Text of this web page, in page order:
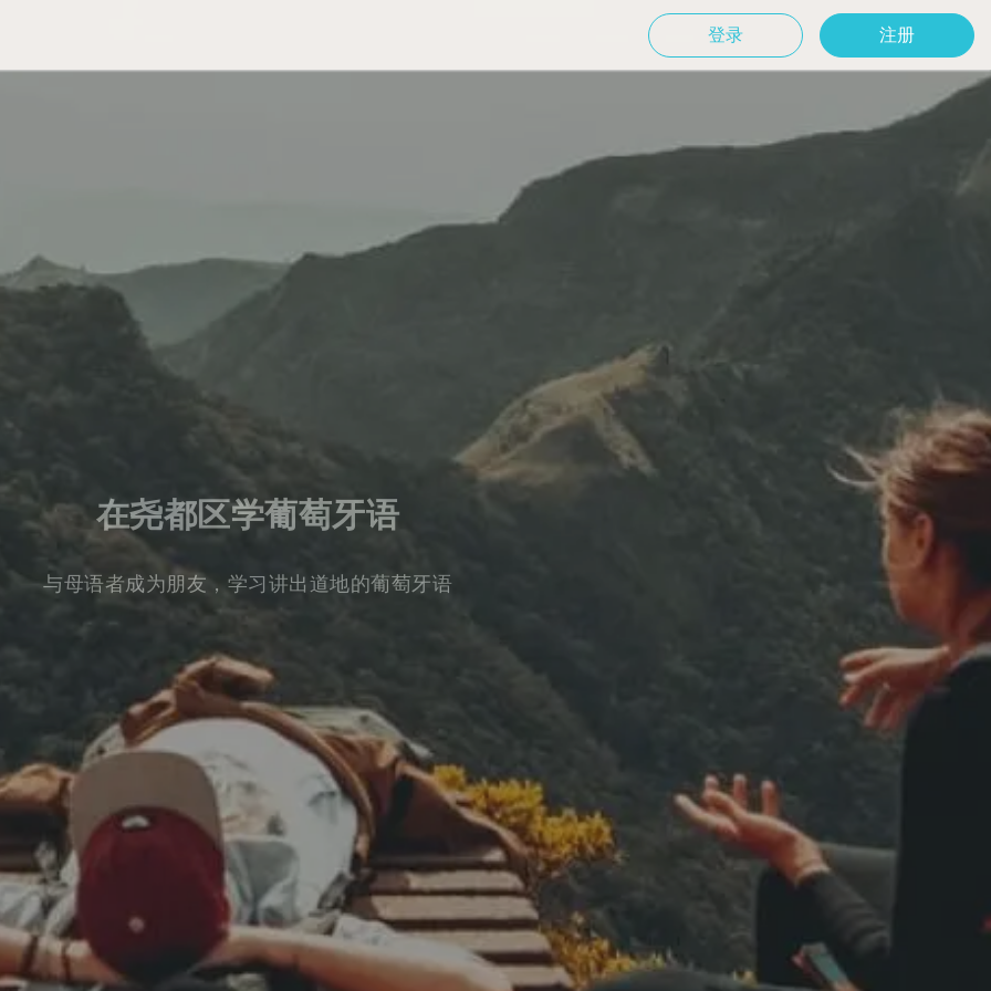
登录 注册
在尧都区学葡萄牙语
与母语者成为朋友，学习讲出道地的葡萄牙语